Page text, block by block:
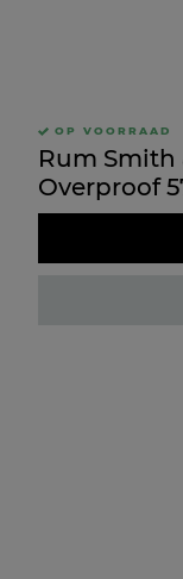
OP VOORRAAD
Rum Smith
Overproof